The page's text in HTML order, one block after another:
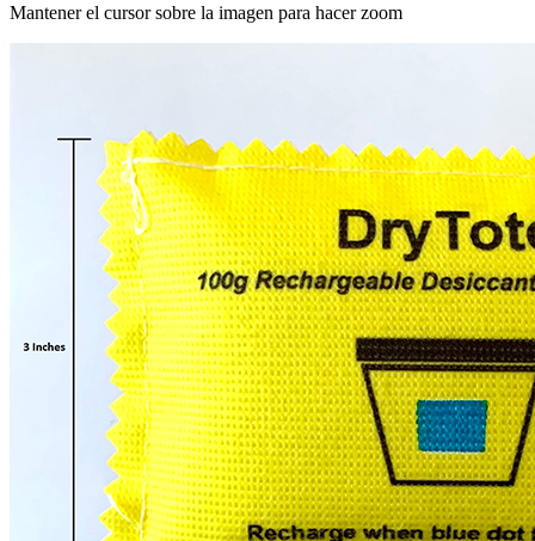
Mantener el cursor sobre la imagen para hacer zoom